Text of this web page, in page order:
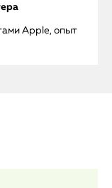
Apple, опыт